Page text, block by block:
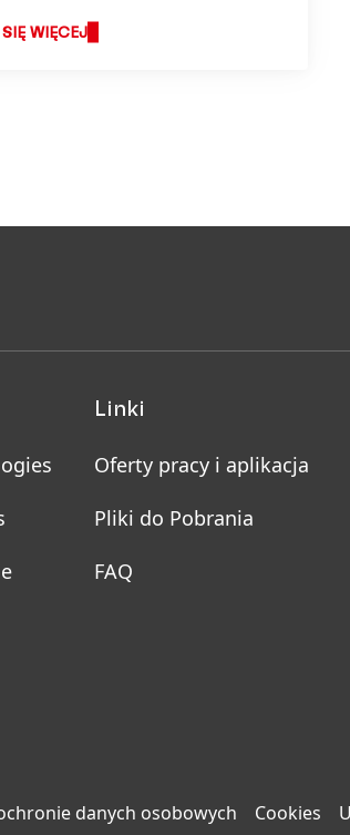
WIĘCEJ
Linki
Oferty pracy i aplikacja
Pliki do Pobrania
FAQ
danych osobowych Cookies